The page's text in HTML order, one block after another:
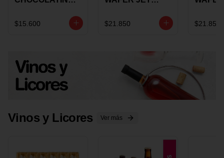
17 GRS
$15.600
GRS
$21.850
GRS
$21.850
Vinos y Licores Ver más